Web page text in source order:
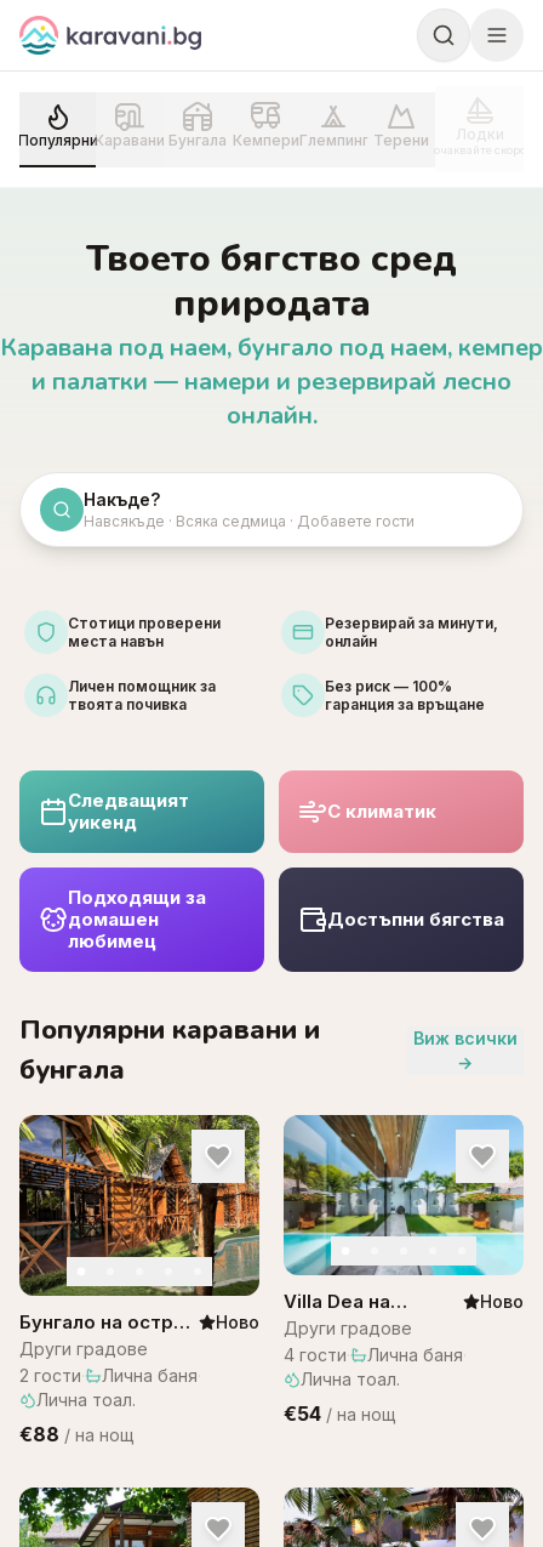
Skip to content
ПопулярниКаравани Бунгала КемпериГлемпинг Терени Лодки
очаквайте скоро
Твоето бягство сред
природата
Каравана под наем, бунгало под наем, кемпер
и палатки — намери и резервирай лесно
онлайн.
Накъде?
Навсякъде · Всяка седмица · Добавете гости
Стотици проверени
места навън
Резервирай за минути,
онлайн
Личен помощник за
твоята почивка
Без риск — 100%
гаранция за връщане
Следващият
уикенд
С климатик
Подходящи за
домашен
любимец
Достъпни бягства
Популярни каравани и
бунгала
Виж всички
→
Бунгало на остров
Бали в комплекс
Bali Lagoon
Ново
Други градове
2 гости· Лична баня·
Лична тоал.
€88 / на нощ
Villa Dea на
Остров Бали
Ново
Други градове
4 гости· Лична баня·
Лична тоал.
€54 / на нощ